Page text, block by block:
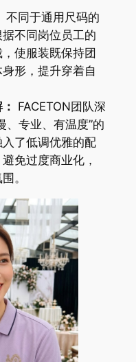
不同于通用尺码的
不同岗位员工的
使服装既保持团
形，提升穿着自
FACETON团队深
、专业、有温度”的
了低调优雅的配
免过度商业化，
。